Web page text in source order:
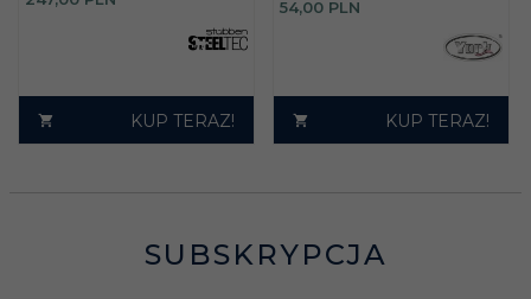
KUP TERAZ!
54,00 PLN
KUP TERAZ!
SUBSKRYPCJA